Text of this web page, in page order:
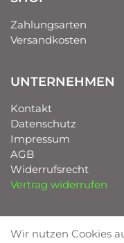
Zahlungsarten
Versandkosten
UNTERNEHMEN
Kontakt
Datenschutz
Impressum
AGB
Widerrufsrecht
Vertrag widerrufen
UNSERE MARKEN
Wir nutzen Cookies